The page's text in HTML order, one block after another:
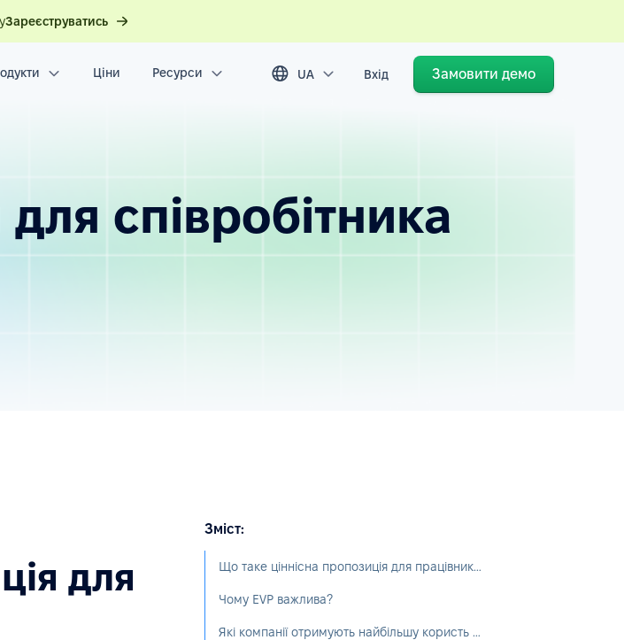
Зареєструватись
Ціни Ресурси UA Вхід Замовити демо
співробітника
для
Зміст:
Що таке ціннісна пропозиція для працівників?
Чому EVP важлива?
Які компанії отримують найбільшу користь від EVP?